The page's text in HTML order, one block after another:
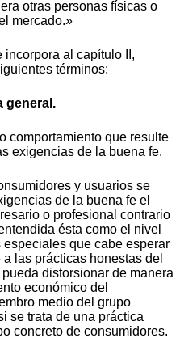
otras personas físicas o
mercado.»
incorpora al capítulo II,
términos:
general.
comportamiento que resulte
exigencias de la buena fe.
y usuarios se
de la buena fe el
o profesional contrario
ésta como el nivel
que cabe esperar
las prácticas honestas del
distorsionar de manera
económico del
medio del grupo
se trata de una práctica
concreto de consumidores.